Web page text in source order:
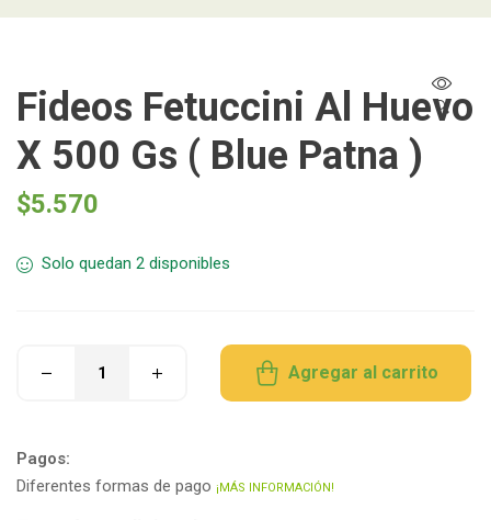
🔍
Fideos Fetuccini Al Huevo
X 500 Gs ( Blue Patna )
$5.570
Solo quedan 2 disponibles
Agregar al carrito
Pagos:
Diferentes formas de pago ¡MÁS INFORMACIÓN!